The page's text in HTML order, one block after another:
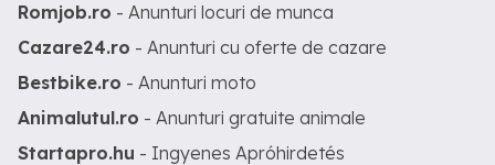
Romjob.ro - Anunturi locuri de munca
Cazare24.ro - Anunturi cu oferte de cazare
Bestbike.ro - Anunturi moto
Animalutul.ro - Anunturi gratuite animale
Startapro.hu - Ingyenes Apróhirdetés